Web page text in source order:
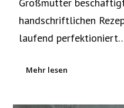
handschriftlichen
laufend
Mehr lesen